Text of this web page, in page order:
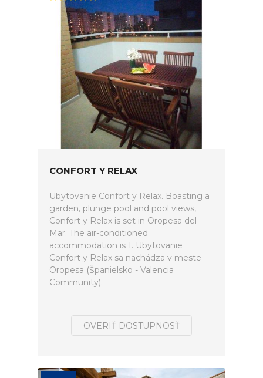
CONFORT Y RELAX
Ubytovanie Confort y Relax. Boasting a
garden, plunge pool and pool views,
Confort y Relax is set in Oropesa del
Mar. The air-conditioned
accommodation is 1. Ubytovanie
Confort y Relax sa nachádza v meste
Oropesa (Španielsko - Valencia
Community).
OVERIŤ DOSTUPNOSŤ